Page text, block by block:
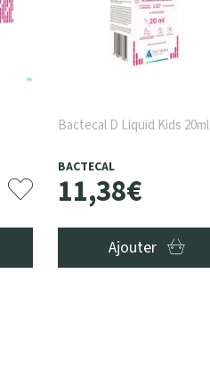
Bactecal D Liquid Kids 20ml
BACTECAL
11,38€
Ajouter